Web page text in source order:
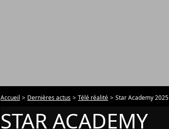
Accueil Dernières actus Télé réalité Star Academy 2025
STAR ACADEMY